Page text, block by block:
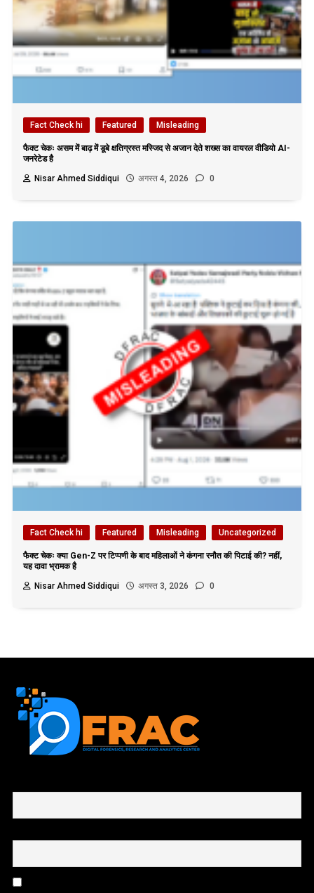
Fact Check hi Featured Misleading
फैक्ट चेकः असम में बाढ़ में डूबे क्षतिग्रस्त मस्जिद से अजान देते शख्स का वायरल वीडियो AI-
जनरेटेड है
Nisar Ahmed Siddiqui
अगस्त 4, 2026 0
Fact Check hi Featured Misleading Uncategorized
फैक्ट चेकः क्या Gen-Z पर टिप्पणी के बाद महिलाओं ने कंगना रनौत की पिटाई की? नहीं,
यह दावा भ्रामक है
Nisar Ahmed Siddiqui
अगस्त 3, 2026 0